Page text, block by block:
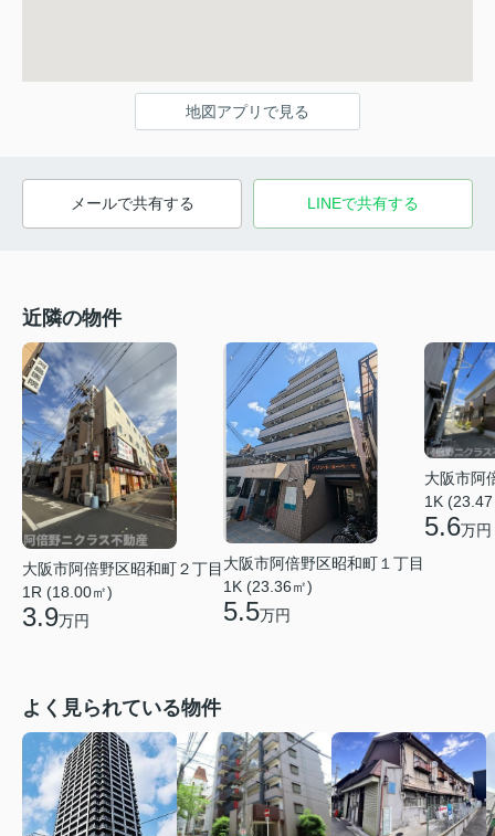
地図アプリで見る
メールで共有する LINEで共有する
近隣の物件
大阪市阿倍野区昭和町２丁目
1R (18.00㎡)
3.9万円
大阪市阿倍野区昭和町１丁目
1K (23.36㎡)
5.5万円
大阪市阿
1K
5.6万円
よく見られている物件